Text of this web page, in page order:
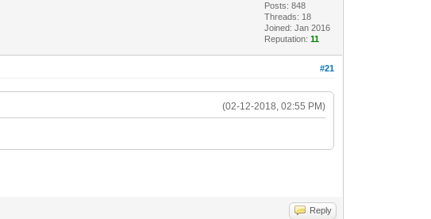
Posts: 848
Threads: 18
Joined: Jan 2016
Reputation:11
#21
(02-12-2018, 02:55 PM)
Reply